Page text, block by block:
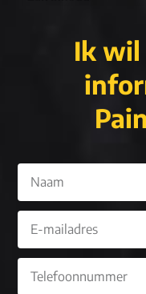
Ik wil